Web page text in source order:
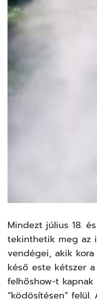
Mindezt július 18.
tekinthetik meg az
vendégei, akik
késő este kétszer
felhőshow-t
“ködösítésen”